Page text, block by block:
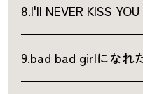
8.I'll NEVER KISS
9.bad bad girlになれ